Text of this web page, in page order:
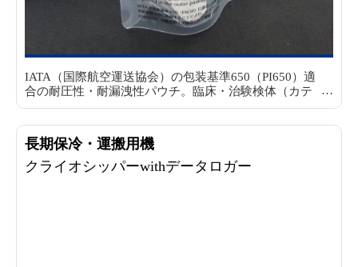
IATA（国際航空運送協会）の包装基準650（PI650）適
合の耐圧性・耐漏洩性パウチ。 臨床・治験検体（カテ
ゴリーBの感染性物質）の輸送用二次容器として使用可
長期保冷・運搬用機
クライオシッパーwithデータロガー